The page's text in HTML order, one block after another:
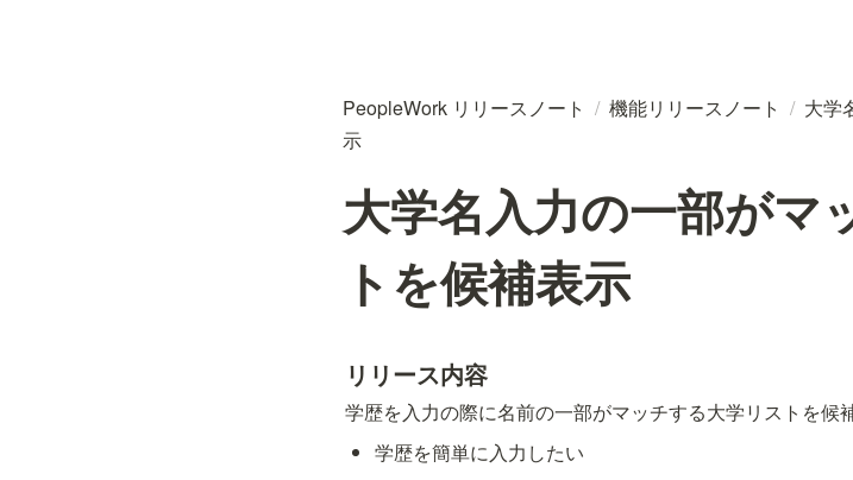
PeopleWork リリースノート / 機能リリースノート / 大学
示
大学名入力の一部がマ
トを候補表示
リリース内容
学歴を入力の際に名前の一部がマッチする大学リストを候
学歴を簡単に入力したい